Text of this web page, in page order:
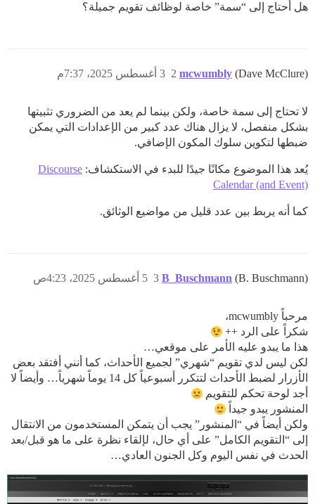
هل أحتاج إلى “سمة” خاصة لوظائف تقويم جميلة؟
mcwumbly (Dave McClure) 3 أغسطس 2025، 7:37م 2
لا تحتاج إلى سمة خاصة، ولكن بينما لم يعد من الضروري تثبيتها
بشكل منفصل، لا يزال هناك عدد كبير من الإعدادات التي يمكن
ضبطها لتكوين سلوك المكون الإضافي.
يُعد هذا الموضوع مكانًا جيدًا للبدء في الاستكشاف: Discourse
Calendar (and Event)
كما أنه يربط بين عدد قليل من مواضيع الوثائق.
B_Buschmann (B. Buschmann) 5 أغسطس 2025، 4:23ص 3
مرحباً mcwumbly،
شكراً على الرد ++
هذا ما يبدو عليه الأمر على موقعي…
لكن ليس لدي تقويم “شهري” لجميع الأحداث، كما أنني أفتقد بعض
الأزرار لضبط الأحداث لتتكرر أسبوعياً كل 14 يوماً شهرياً… وأيضاً لا
أجد لوحة تحكم للتقويم
المنشور يبدو جيداً
ولكن أيضاً في “المنشور” يجب أن يتمكن المستخدمون من الانتقال
إلى “التقويم الكامل” على أي حال، لإلقاء نظرة على ما هو قبل/بعد
الحدث في نفس اليوم وكل الجنون العادي…